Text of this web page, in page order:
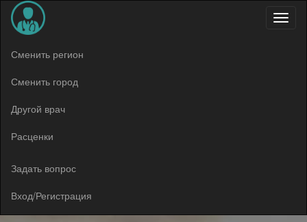
Меню
Сменить регион
Сменить город
Другой врач
Расценки
Задать вопрос
Вход/Регистрация